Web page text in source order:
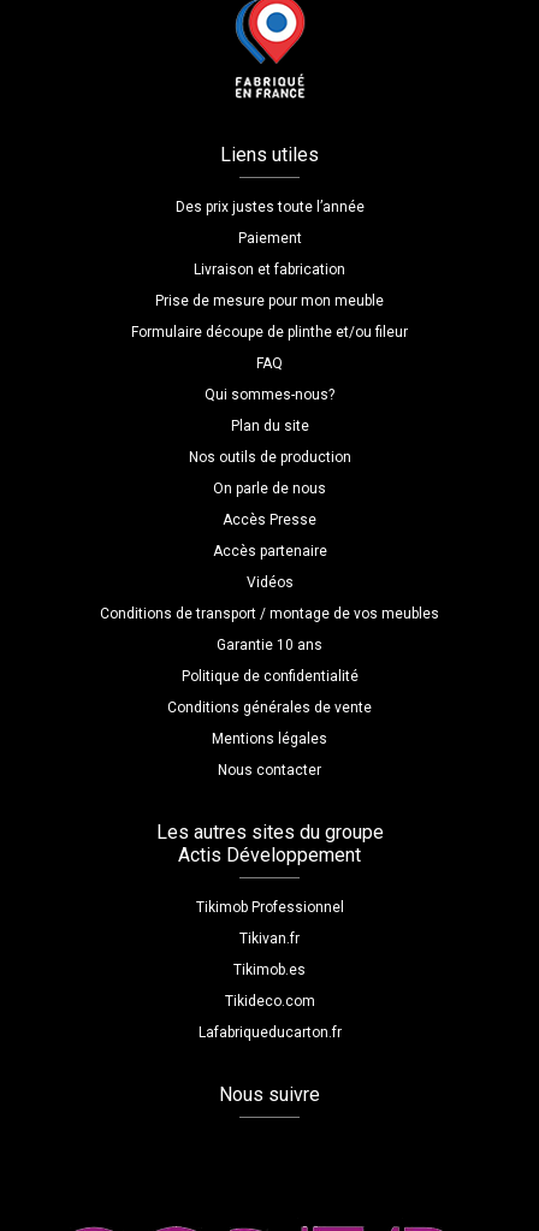
Liens utiles
Des prix justes toute l’année
Paiement
Livraison et fabrication
Prise de mesure pour mon meuble
Formulaire découpe de plinthe et/ou fileur
FAQ
Qui sommes-nous?
Plan du site
Nos outils de production
On parle de nous
Accès Presse
Accès partenaire
Vidéos
Conditions de transport / montage de vos meubles
Garantie 10 ans
Politique de confidentialité
Conditions générales de vente
Mentions légales
Nous contacter
Les autres sites du groupe
Actis Développement
Tikimob Professionnel
Tikivan.fr
Tikimob.es
Tikideco.com
Lafabriqueducarton.fr
Nous suivre